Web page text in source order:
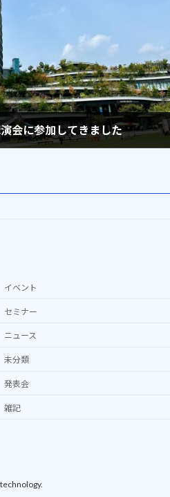
会に参加してきました
イベント
セミナー
ニュース
未分類
発表会
雑記
technology.